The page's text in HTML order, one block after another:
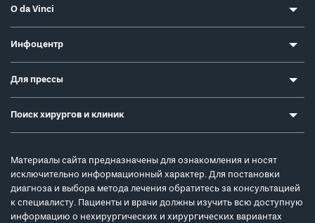
О da Vinci
Инфоцентр
Для прессы
Поиск хирургов и клиник
Материалы сайта предназначены для ознакомления и носят
исключительно информационный характер. Для постановки
диагноза и выбора метода лечения обратитесь за консультацией
к специалисту. Пациенты и врачи должны изучить всю доступную
информацию о нехирургических и хирургических вариантах